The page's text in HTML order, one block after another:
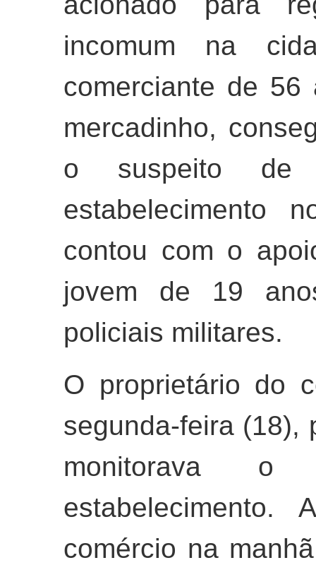
incomum na
comerciante de 56
mercadinho,
o suspeito
estabelecimento
contou com o
jovem de 19
policiais militares.
O proprietário do
segunda-feira (18),
monitorava
comércio na